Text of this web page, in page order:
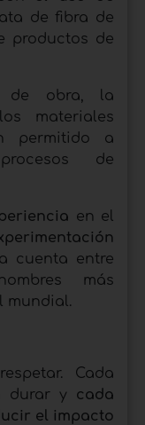
de fibra de
productos de
de obra, la
materiales
permitido a
de
en el
cuenta entre
más
mundial.
Cada
durar y cada
el impacto